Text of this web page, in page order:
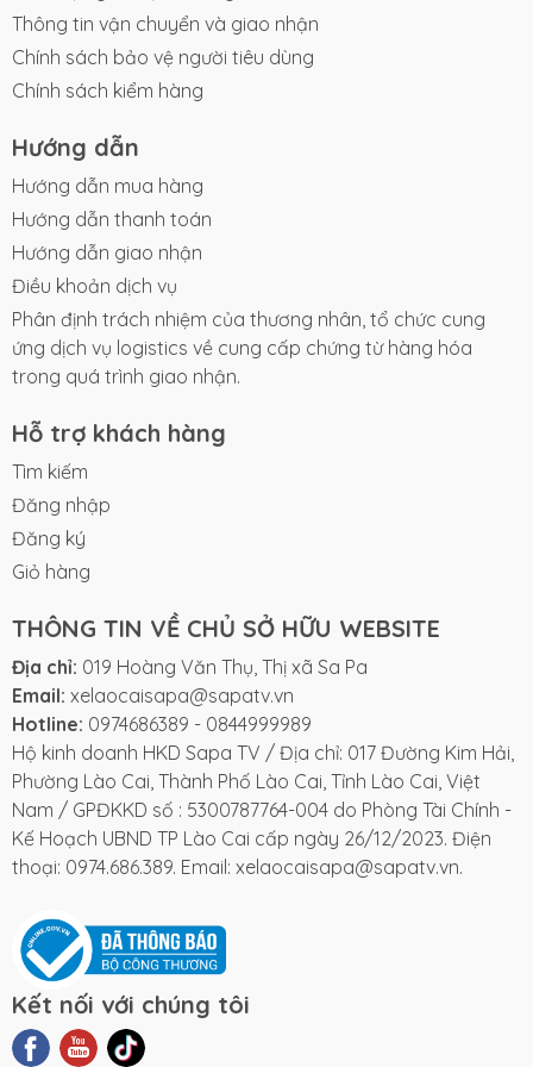
Ngâm và tắm trong khoảng
Không cần tắm tráng lại.
Bảo quản
Đậy kín nắp sau khi sử dụng.
Bảo quản nơi khô ráo, thoáng mát.
Tránh ánh nắng trực tiếp.
Lưu ý
Chỉ dùng ngoài da.
Tránh để sản phẩm tiếp xúc trực tiếp với mắt.
Không sử dụng nếu sản phẩm có dấu hiệu hư
hỏng hoặc quá hạn.
khảo ý kiến chuyên gia nếu cần.
Để xa tầm tay trẻ em.
Cam kết từ Sapa TV
Sản phẩm đúng mô tả.
Đóng gói cẩn thận trước khi giao.
Thông tin vận chuyển và giao nhận
Chính sách bảo vệ người tiêu dùng
Chính sách kiểm hàng
Hướng dẫn
Hướng dẫn mua hàng
Hướng dẫn thanh toán
Hướng dẫn giao nhận
Điều khoản dịch vụ
Phân định trách nhiệm của thương nhân, tổ chức cung
ứng dịch vụ logistics về cung cấp chứng từ hàng hóa
trong quá trình giao nhận.
Hỗ trợ khách hàng
Tìm kiếm
Đăng nhập
Đăng ký
Giỏ hàng
THÔNG TIN VỀ CHỦ SỞ HỮU WEBSITE
Địa chỉ: 019 Hoàng Văn Thụ, Thị xã Sa Pa
Email: xelaocaisapa@sapatv.vn
Hotline: 0974686389 - 0844999989
Hộ kinh doanh HKD Sapa TV / Địa chỉ: 017 Đường Kim Hải,
Phường Lào Cai, Thành Phố Lào Cai, Tỉnh Lào Cai, Việt
Nam / GPĐKKD số : 5300787764-004 do Phòng Tài Chính -
Kế Hoạch UBND TP Lào Cai cấp ngày 26/12/2023. Điện
thoại: 0974.686.389. Email: xelaocaisapa@sapatv.vn.
Kết nối với chúng tôi